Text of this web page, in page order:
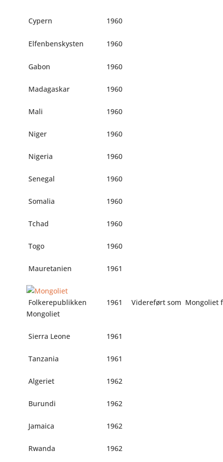
Cypern 1960
Elfenbenskysten 1960
Gabon 1960
Madagaskar 1960
Mali 1960
Niger 1960
Nigeria 1960
Senegal 1960
Somalia 1960
Tchad 1960
Togo 1960
Mauretanien 1961
Folkerepublikken
Mongoliet
1961 Videreført som Mongoliet
Sierra Leone 1961
Tanzania 1961
Algeriet 1962
Burundi 1962
Jamaica 1962
Rwanda 1962